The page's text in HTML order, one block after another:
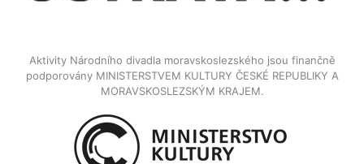
Aktivity Národního divadla moravskoslezského jsou finančně
podporovány MINISTERSTVEM KULTURY ČESKÉ REPUBLIKY A
MORAVSKOSLEZSKÝM KRAJEM.